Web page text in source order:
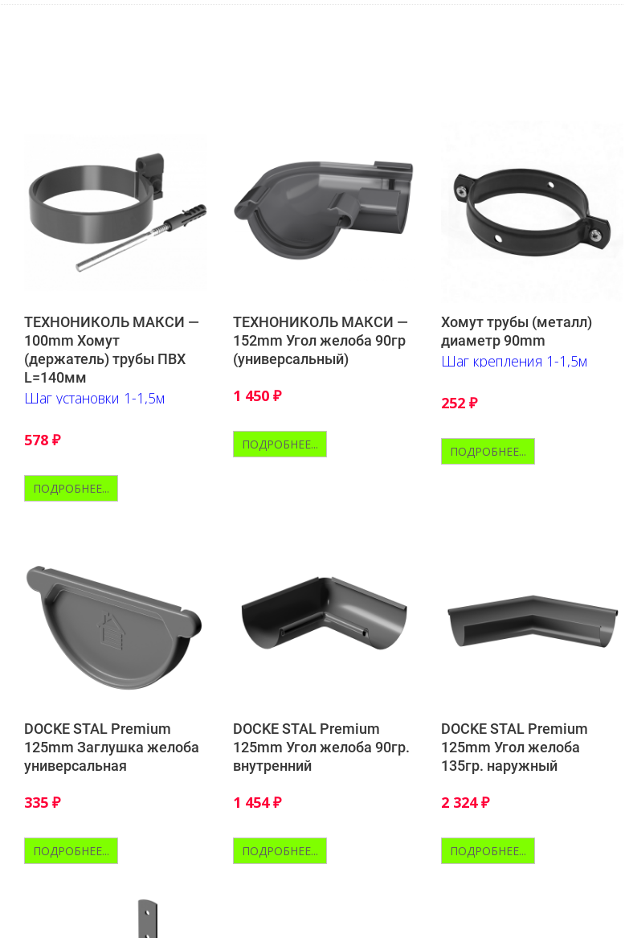
ТЕХНОНИКОЛЬ МАКСИ —
100mm Хомут
(держатель) трубы ПВХ
L=140мм
Шаг установки 1-1,5м
578₽
ПОДРОБНЕЕ...
ТЕХНОНИКОЛЬ МАКСИ —
152mm Угол желоба 90гр
(универсальный)
1 450 ₽
ПОДРОБНЕЕ...
Хомут трубы (металл)
диаметр 90mm
Шаг крепления 1-1,5м
252 ₽
ПОДРОБНЕЕ...
DOCKE STAL Premium
125mm Заглушка желоба
универсальная
335₽
ПОДРОБНЕЕ...
DOCKE STAL Premium
125mm Угол желоба 90гр.
внутренний
1 454₽
ПОДРОБНЕЕ...
DOCKE STAL Premium
125mm Угол желоба
135гр. наружный
2 324₽
ПОДРОБНЕЕ...